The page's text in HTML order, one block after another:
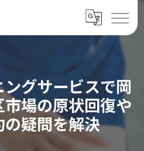
グサービスで岡
場の原状回復や
疑問を解決